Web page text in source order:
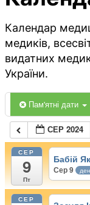
Календар
медиків,
видатних
України.
Пам'ятні дати
СЕР 2024
СЕР
9
Пт
Бабій
Сер 9
СЕР